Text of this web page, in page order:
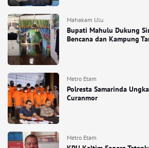
Mahakam Ulu
Bupati Mahulu Dukung
Bencana dan Kampung
Metro Etam
Polresta Samarinda
Curanmor
Metro Etam